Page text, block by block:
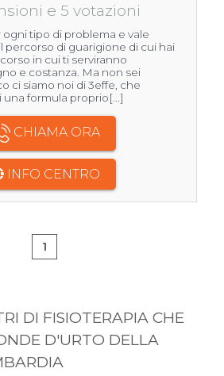
e 5 votazioni
tipo di problema e vale
percorso di guarigione di cui hai
in cui ti serviranno
e costanza. Ma non sei
ci siamo noi di 3effe, che
formula proprio[...]
CHIAMA ORA
INFO CENTRO
1
DI FISIOTERAPIA CHE
D'URTO DELLA